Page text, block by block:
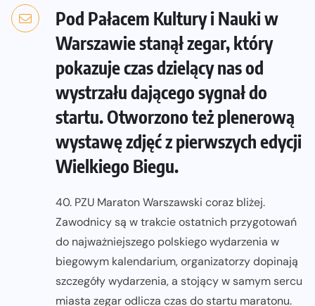
Pod Pałacem Kultury i Nauki w
Warszawie stanął zegar, który
pokazuje czas dzielący nas od
wystrzału dającego sygnał do
startu. Otworzono też plenerową
wystawę zdjęć z pierwszych edycji
Wielkiego Biegu.
40. PZU Maraton Warszawski coraz bliżej.
Zawodnicy są w trakcie ostatnich przygotowań
do najważniejszego polskiego wydarzenia w
biegowym kalendarium, organizatorzy dopinają
szczegóły wydarzenia, a stojący w samym sercu
miasta zegar odlicza czas do startu maratonu.